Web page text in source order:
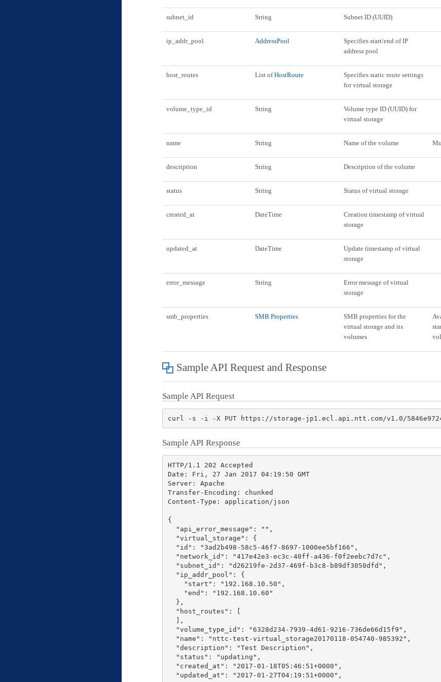
subnet_id String Subnet ID (UUID)
ip_addr_pool AddressPool
Specifies start/end of IP
address pool
host_routes List ofHostRoute
Specifies static route settings
for virtual storage
volume_type_id String
Volume type ID (UUID) for
virtual storage
name String Name of the volume
description String Description of the volume
status String Status of virtual storage
created_at DateTime
Creation timestamp of virtual
storage
updated_at DateTime
Update timestamp of virtual
storage
error_message String
Error message of virtual
storage
smb_properties SMB Properties
SMB properties for the
virtual storage and its
volumes
Sample API Request and Response
Sample API Request
Sample API Response
HTTP/1.1 202 Accepted
Date: Fri, 27 Jan 2017 04:19:50 GMT
Server: Apache
Transfer-Encoding: chunked
Content-Type: application/json
{
  "api_error_message": "",
  "virtual_storage": {
  "id": "3ad2b498-58c5-46f7-8697-1000ee5bf166",
  "network_id": "417e42e3-ec3c-40ff-a436-f0f2eebc7d7c",
  "subnet_id": "d26219fe-2d37-469f-b3c8-b89df3050dfd",
  "ip_addr_pool": {
    "start": "192.168.10.50",
    "end": "192.168.10.60"
  },
  "host_routes": [
  ],
  "volume_type_id": "6328d234-7939-4d61-9216-736de66d15f9",
  "name": "nttc-test-virtual_storage20170118-054740-985392",
  "description": "Test Description",
  "status": "updating",
  "created_at": "2017-01-18T05:46:51+0000",
  "updated_at": "2017-01-27T04:19:51+0000",